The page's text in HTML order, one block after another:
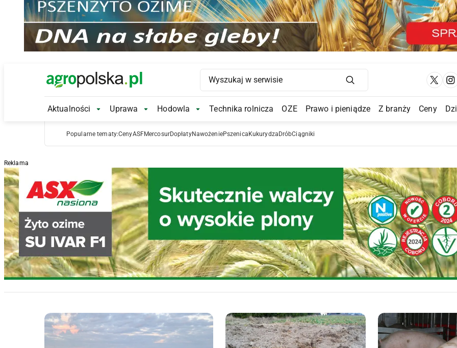
Main Logo
Main Navigation
Aktualności Aktualności Submenu
Uprawa Uprawa Submenu
Hodowla Hodowla Submenu
Technika rolnicza OZE Prawo i pieniądze Z branży Ceny
Popularne tematy:CenyASFMercosurDopłatyNawożeniePszenica Kukurydza DróbCiągniki
Reklama
Home